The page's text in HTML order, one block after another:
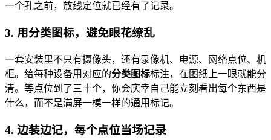
一个孔之前，放线定位就已经有了记录。
3. 用分类图标，避免眼花缭乱
一套安装里不只有摄像头，还有录像机、电源、网络点位、机
柜。给每种设备用对应的分类图标标注，在图纸上一眼就能分
清。等点位到了三十个，你会庆幸自己能立刻看出每个东西是
什么，而不是满屏一模一样的通用标记。
4. 边装边记，每个点位当场记录